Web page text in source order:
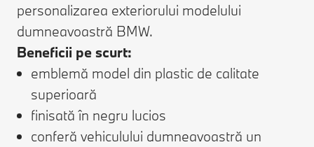
personalizarea exteriorului modelului
dumneavoastră BMW.
Beneficii pe scurt:
emblemă model din plastic de calitate
superioară
finisată în negru lucios
conferă vehiculului dumneavoastră un